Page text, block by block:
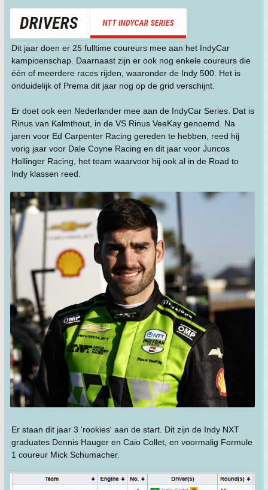
Dit jaar doen er 25 fulltime coureurs mee aan het IndyCar
kampioenschap. Daarnaast zijn er ook nog enkele coureurs die
één of meerdere races rijden, waaronder de Indy 500. Het is
onduidelijk of Prema dit jaar nog op de grid verschijnt.
Er doet ook een Nederlander mee aan de IndyCar Series. Dat is
Rinus van Kalmthout, in de VS Rinus VeeKay genoemd. Na
jaren voor Ed Carpenter Racing gereden te hebben, reed hij
vorig jaar voor Dale Coyne Racing en dit jaar voor Juncos
Hollinger Racing, het team waarvoor hij ook al in de Road to
Indy klassen reed.
Er staan dit jaar 3 'rookies' aan de start. Dit zijn de Indy NXT
graduates Dennis Hauger en Caio Collet, en voormalig Formule
1 coureur Mick Schumacher.